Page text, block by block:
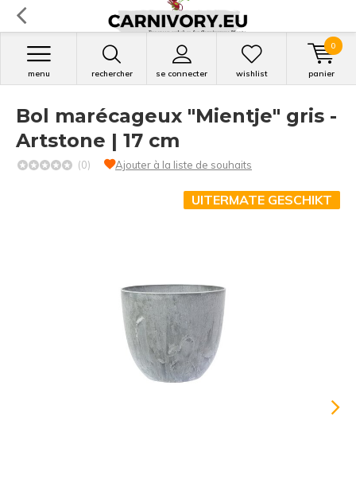
rechercher se connecter
menu wishlist panier
0
Bol marécageux "Mientje" gris -
Artstone | 17 cm
(0) Ajouter à la liste de souhaits
UITERMATE GESCHIKT